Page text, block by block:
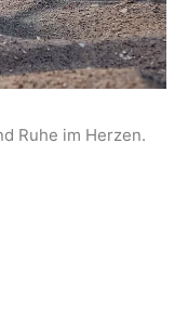
Ruhe im Herzen.